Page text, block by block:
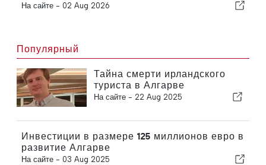
На сайте - 02 Aug 2026
Популярный
Тайна смерти ирландского
туриста в Алгарве
На сайте - 22 Aug 2025
Инвестиции в размере 125 миллионов евро в
развитие Алгарве
На сайте - 03 Aug 2025